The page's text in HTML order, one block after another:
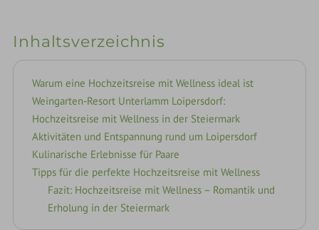
Inhaltsverzeichnis
Warum eine Hochzeitsreise mit Wellness ideal ist
Weingarten-Resort Unterlamm Loipersdorf:
Hochzeitsreise mit Wellness in der Steiermark
Aktivitäten und Entspannung rund um Loipersdorf
Kulinarische Erlebnisse für Paare
Tipps für die perfekte Hochzeitsreise mit Wellness
Fazit: Hochzeitsreise mit Wellness – Romantik und
Erholung in der Steiermark